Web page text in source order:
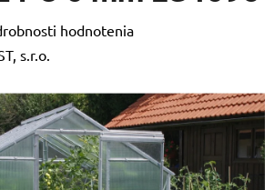
hodnotenia
s.r.o.